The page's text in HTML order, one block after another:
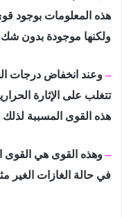
ھذه المعلومات بوجود
ولكنھا موجودة بدون
–وعند انخفاض درجات
تتغلب على الإثارة
ھذه القوى المسببة
–وھذه القوى ھي القوى
في حالة الغازات الغیر